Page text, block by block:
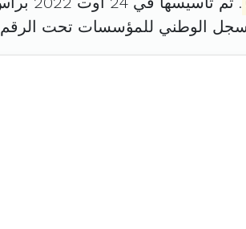
الوطني للمؤسسات تحت الرقم